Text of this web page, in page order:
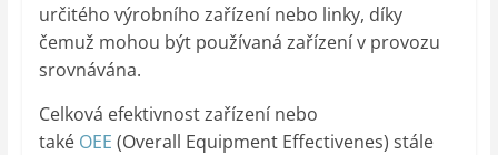
určitého výrobního zařízení nebo linky, díky
čemuž mohou být používaná zařízení v provozu
srovnávána.
Celková efektivnost zařízení nebo
také OEE (Overall Equipment Effectivenes) stále